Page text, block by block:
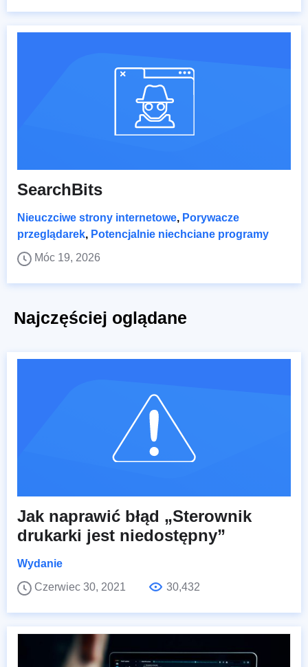
SearchBits
Nieuczciwe strony internetowe, Porywacze
przeglądarek, Potencjalnie niechciane programy
Móc 19, 2026
Najczęściej oglądane
Jak naprawić błąd „Sterownik
drukarki jest niedostępny”
Wydanie
Czerwiec 30, 2021
30,432